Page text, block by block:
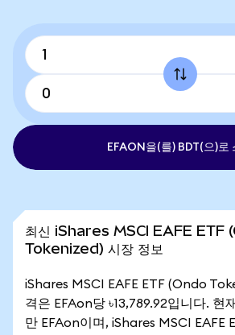
EFAON을(를) BDT(으)로
최신 iShares MSCI EAFE ETF
Tokenized) 시장 정보
iShares MSCI EAFE ETF (Ondo
격은 EFAon당 ৳13,789.92입니다. 현
만 EFAon이며, iShares MSCI EAFE